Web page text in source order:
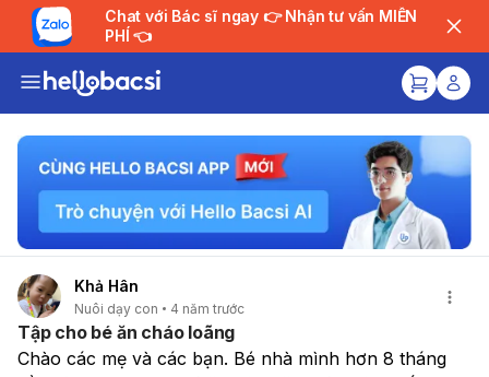
Chat với Bác sĩ ngay 👉 Nhận tư vấn MIỄN
PHÍ 👈
Khả Hân
Nuôi dạy con 4 năm trước
Tập cho bé ăn cháo loãng
Chào các mẹ và các bạn. Bé nhà mình hơn 8 tháng